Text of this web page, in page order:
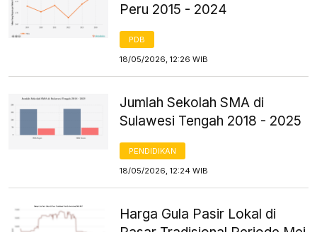
Peru 2015 - 2024
PDB
18/05/2026, 12:26 WIB
Jumlah Sekolah SMA di
Sulawesi Tengah 2018 - 2025
PENDIDIKAN
18/05/2026, 12:24 WIB
Harga Gula Pasir Lokal di